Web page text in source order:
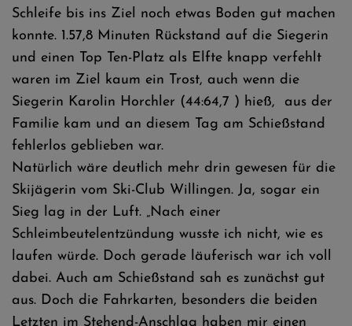
Schleife bis ins Ziel noch etwas Boden gut machen
konnte. 1.57,8 Minuten Rückstand auf die Siegerin
und einen Top Ten-Platz als Elfte knapp verfehlt
waren im Ziel kaum ein Trost, auch wenn die
Siegerin Karolin Horchler (44:64,7 ) hieß, aus der
Familie kam und an diesem Tag am Schießstand
fehlerlos geblieben war.
Natürlich wäre deutlich mehr drin gewesen für die
Skijägerin vom Ski-Club Willingen. Ja, sogar ein
Sieg lag in der Luft. „Nach einer
Schleimbeutelentzündung wusste ich nicht, wie es
laufen würde. Doch gerade läuferisch war ich voll
dabei. Auch am Schießstand sah es zunächst gut
aus. Doch die Fahrkarten, besonders die beiden
Letzten im Stehend-Anschlag haben mir einen